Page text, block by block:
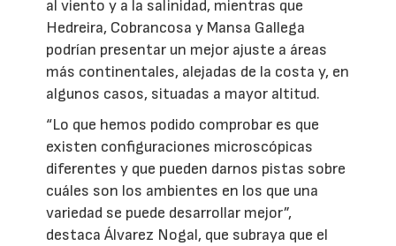
al viento y a la salinidad, mientras que
Hedreira, Cobrancosa y Mansa Gallega
podrían presentar un mejor ajuste a áreas
más continentales, alejadas de la costa y, en
algunos casos, situadas a mayor altitud.
“Lo que hemos podido comprobar es que
existen configuraciones microscópicas
diferentes y que pueden darnos pistas sobre
cuáles son los ambientes en los que una
variedad se puede desarrollar mejor”,
destaca Álvarez Nogal, que subraya que el